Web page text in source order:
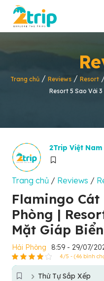
Trang chủ/ Reviews/ Resort
Resort 5 Sao Với
2Trip Việt Nam
Trang chủ / Reviews /
Flamingo Cát
Phòng |
Mặt Giáp
Hải Phòng 8:59 - 29/07/
4/5 - (46 bình
Thứ Tự Sắp Xếp